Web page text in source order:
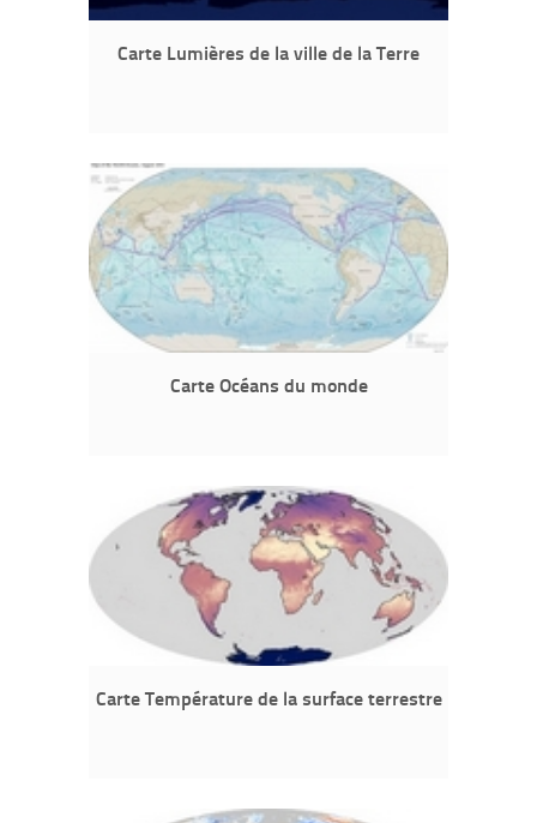
Carte Lumières de la ville de la Terre
Carte Océans du monde
Carte Température de la surface terrestre